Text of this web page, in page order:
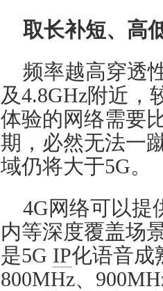
取长补短、高
频率越高穿透
及4.8GHz附近，
体验的网络需要
期，必然无法一
域仍将大于5G。
4G网络可以提
内等深度覆盖场
是5G IP化语音成
800MHz、